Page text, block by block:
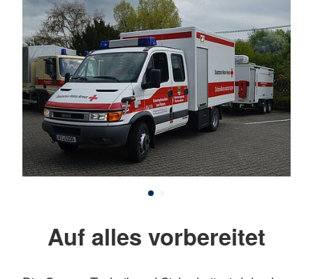
Auf alles vorbereitet